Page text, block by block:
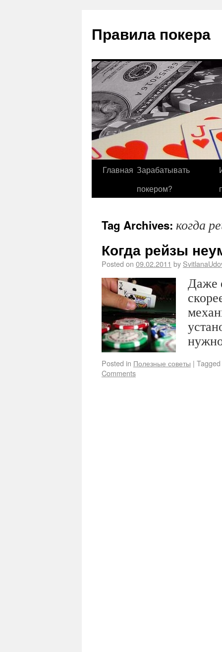
Правила покера
Главная Зарабатывать
покером?
Tag Archives: когда
Когда рейзы
Posted on 09.02.2011 by
Даже
Posted in Полезные советы | Tagged
Comments